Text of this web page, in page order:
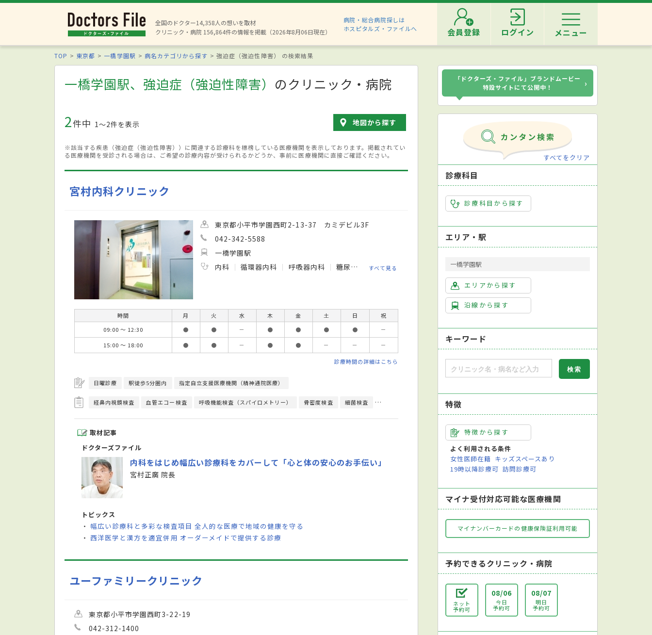
全国のドクター14,358人の想いを取材
クリニック・病院 156,864件の情報を掲載（2026年8月06日現在）
病院・総合病院探しは
ホスピタルズ・ファイルへ
会員登録 ログイン メニュー
TOP 東京都 一橋学園駅 病名カテゴリから探す 強迫症（強迫性障害） の検索結果
一橋学園駅、強迫症（強迫性障害） のクリニック・病院
2件中 1〜2件を表示 地図から探す
※該当する疾患（強迫症（強迫性障害））に関連する診療科を標榜している医療機関を表示しております。掲載されてい
る医療機関を受診される場合は、ご希望の診療内容が受けられるかどうか、事前に医療機関に直接ご確認ください。
宮村内科クリニック
東京都小平市学園西町2-13-37 カミデビル3F
042-342-5588
一橋学園駅
内科
循環器内科 呼吸器内科 糖尿病内科 皮膚科 心療内科
すべて見る
時間 月 火 水 木 金 土 日
祝
09:00 ～ 12:30
● ● － ● ● ● ●
－
15:00 ～ 18:00
● ● － ● ● － － －
診療時間の詳細はこちら
日曜診療 駅徒歩5分圏内 指定自立支援医療機関（精神通院医療）
経鼻内視鏡検査 血管エコー検査 呼吸機能検査（スパイロメトリー） 骨密度検査 細菌検査 上部内視鏡検査 心臓超音波（エコー）検査
取材記事
ドクターズファイル
内科をはじめ幅広い診療科をカバーして「心と体の安心のお手伝い」
宮村正廣 院長
トピックス
・ 幅広い診療科と多彩な検査項目 全人的な医療で地域の健康を守る
・ 西洋医学と漢方を適宜併用 オーダーメイドで提供する診療
ユーファミリークリニック
東京都小平市学園西町3-22-19
042-312-1400
「ドクターズ・ファイル」ブランドムービー
特設サイトにて公開中！
›
すべてをクリア
診療科目
診療科目から探す
エリア・駅
一橋学園駅
エリアから探す
沿線から探す
キーワード
特徴
特徴から探す
よく利用される条件
女性医師在籍 キッズスペースあり
19時以降診療可 訪問診療可
マイナ受付対応可能な医療機関
マイナンバーカードの健康保険証利用可能
予約できるクリニック・病院
ネット
予約可
08/06
今日
予約可
08/07
明日
予約可